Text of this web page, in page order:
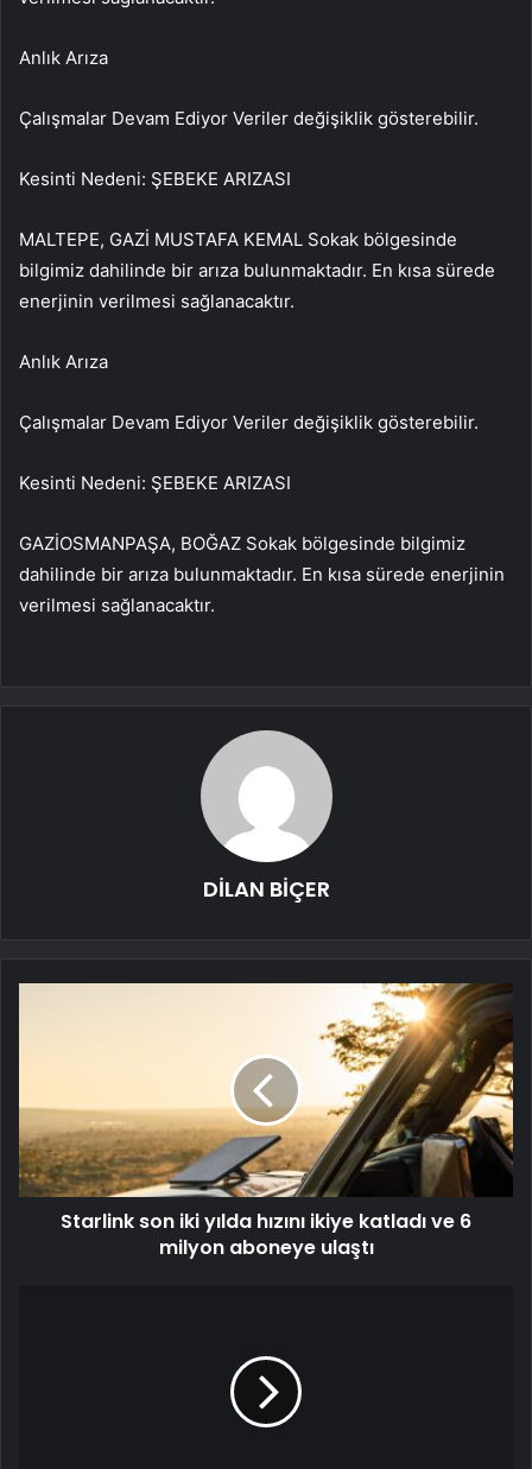
Anlık Arıza
Çalışmalar Devam Ediyor Veriler değişiklik gösterebilir.
Kesinti Nedeni: ŞEBEKE ARIZASI
MALTEPE, GAZİ MUSTAFA KEMAL Sokak bölgesinde
bilgimiz dahilinde bir arıza bulunmaktadır. En kısa sürede
enerjinin verilmesi sağlanacaktır.
Anlık Arıza
Çalışmalar Devam Ediyor Veriler değişiklik gösterebilir.
Kesinti Nedeni: ŞEBEKE ARIZASI
GAZİOSMANPAŞA, BOĞAZ Sokak bölgesinde bilgimiz
dahilinde bir arıza bulunmaktadır. En kısa sürede enerjinin
verilmesi sağlanacaktır.
DİLAN BİÇER
Starlink son iki yılda hızını ikiye katladı ve 6
milyon aboneye ulaştı